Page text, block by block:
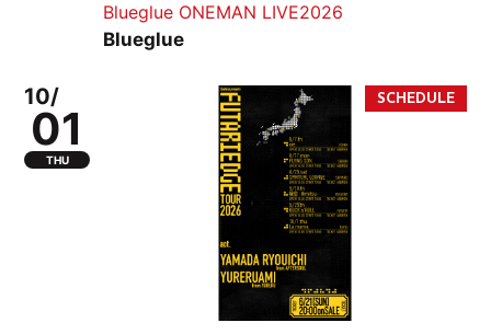
Blueglue ONEMAN LIVE2026
Blueglue
10/
01
THU